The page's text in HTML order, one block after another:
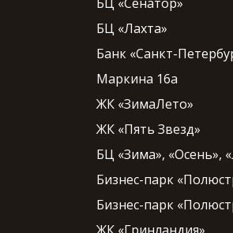
БЦ «Сенатор»
БЦ «Лахта»
Банк «Санкт-
Маркина 16а
ЖК «ЗимаЛето»
ЖК «Пять Звезд»
БЦ «Зима», «Осень»,
Бизнес-парк
Бизнес-парк